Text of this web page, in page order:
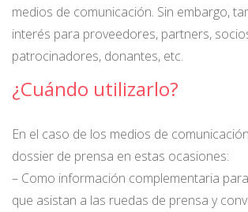
medios de comunicación. Sin embargo,
interés para proveedores, partners,
patrocinadores, donantes, etc.
¿Cuándo utilizarlo?
En el caso de los medios de
dossier de prensa en estas ocasiones:
– Como información complementaria
que asistan a las ruedas de prensa y